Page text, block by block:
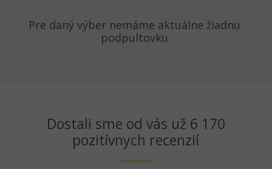
Pre daný výber nemáme aktuálne žiadnu
podpultovku
Dostali sme od vás už 6 170
pozitívnych recenzií